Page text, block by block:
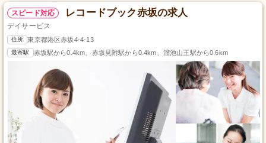
スピード対応 レコードブック赤坂の求人
デイサービス
住所 東京都港区赤坂4-4-13
最寄駅 赤坂駅から0.4km、赤坂見附駅から0.4km、溜池山王駅から0.6km